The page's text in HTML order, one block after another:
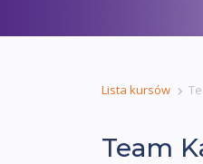
Lista kursów
Team